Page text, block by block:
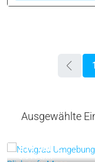
1
Ausgewählte
319.000 €
3.544 €